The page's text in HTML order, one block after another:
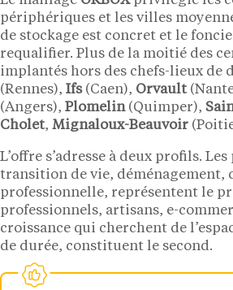
périphériques et les villes
de stockage est concret et le
requalifier. Plus de la moitié des
implantés hors des chefs-lieux de
(Rennes), Ifs(Caen), Orvault
(Angers), Plomelin(Quimper),
Cholet, Mignaloux-Beauvoir
L’offre s’adresse à deux profils.
transition de vie, déménagement,
professionnelle, représentent le
professionnels, artisans, e-
croissance qui cherchent de
de durée, constituent le second.